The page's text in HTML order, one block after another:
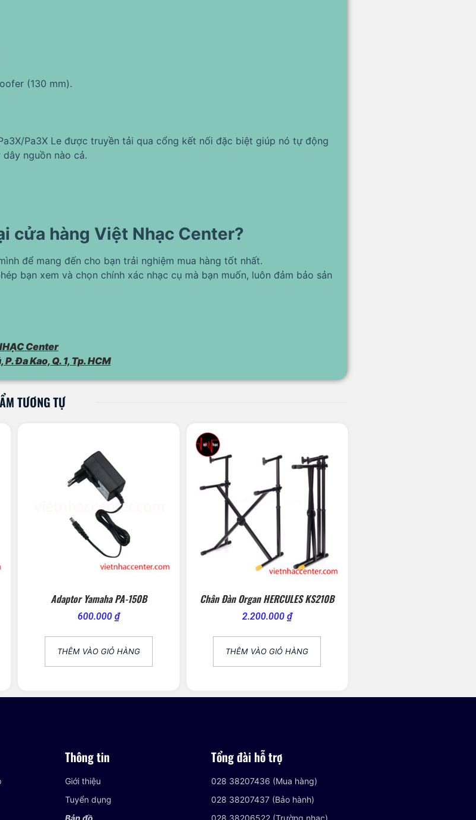
(130 mm).
Pa3X Le được truyền tải qua cổng kết nối đặc biệt giúp nó tự động
nguồn nào cả.
cửa hàng Việt Nhạc Center?
để mang đến cho bạn trải nghiệm mua hàng tốt nhất.
bạn xem và chọn chính xác nhạc cụ mà bạn muốn, luôn đảm bảo sản
Center
Đa Kao, Q. 1, Tp. HCM
TƯƠNG TỰ
Adaptor Yamaha PA-150B
600.000 ₫
THÊM VÀO GIỎ HÀNG
Chân Đàn Organ HERCULES KS210B
2.200.000 ₫
THÊM VÀO GIỎ HÀNG
Thông tin
Giới thiệu
Tuyển dụng
Tổng đài hỗ trợ
028 38207436 (Mua hàng)
028 38207437 (Bảo hành)